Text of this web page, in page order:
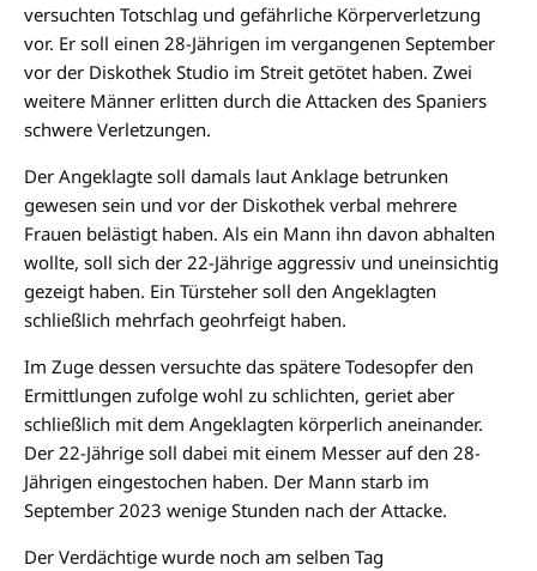
versuchten Totschlag und gefährliche Körperverletzung
vor. Er soll einen 28-Jährigen im vergangenen September
vor der Diskothek Studio im Streit getötet haben. Zwei
weitere Männer erlitten durch die Attacken des Spaniers
schwere Verletzungen.
Der Angeklagte soll damals laut Anklage betrunken
gewesen sein und vor der Diskothek verbal mehrere
Frauen belästigt haben. Als ein Mann ihn davon abhalten
wollte, soll sich der 22-Jährige aggressiv und uneinsichtig
gezeigt haben. Ein Türsteher soll den Angeklagten
schließlich mehrfach geohrfeigt haben.
Im Zuge dessen versuchte das spätere Todesopfer den
Ermittlungen zufolge wohl zu schlichten, geriet aber
schließlich mit dem Angeklagten körperlich aneinander.
Der 22-Jährige soll dabei mit einem Messer auf den 28-
Jährigen eingestochen haben. Der Mann starb im
September 2023 wenige Stunden nach der Attacke.
Der Verdächtige wurde noch am selben Tag